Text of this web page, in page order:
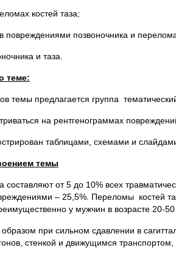
костей таза;
позвоночника и
и таза.
теме:
темы предлагается группа
на рентгенограммах
таблицами, схемами и
темы
составляют от 5 до 10% всех
– 25,5%. Переломы костей
у мужчин в возрасте 20-50
при сильном сдавлении в
стенкой и движущим­ся